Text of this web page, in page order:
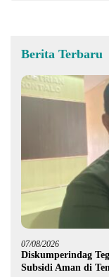
Berita Terbaru
07/08/2026
Diskumperindag
Subsidi Aman di